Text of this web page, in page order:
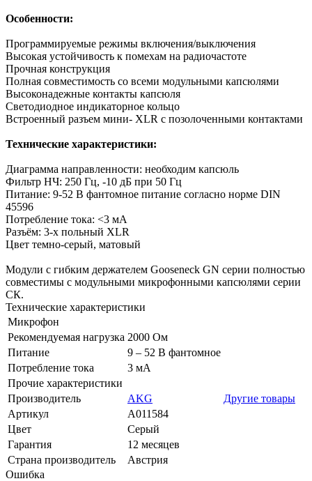
Особенности:
Программируемые режимы включения/выключения
Высокая устойчивость к помехам на радиочастоте
Прочная конструкция
Полная совместимость со всеми модульными капсюлями
Высоконадежные контакты капсюля
Светодиодное индикаторное кольцо
Встроенный разъем мини- XLR с позолоченными контактами
Технические характеристики:
Диаграмма направленности: необходим капсюль
Фильтр НЧ: 250 Гц, -10 дБ при 50 Гц
Питаниe: 9-52 В фантомное питание согласно норме DIN
45596
Потребление тока: <3 мА
Разъём: 3-х польный XLR
Цвет темно-серый, матовый
Модули с гибким держателем Gooseneck GN серии полностью
совместимы с модульными микрофонными капсюлями серии
СК.
Технические характеристики
Микрофон
Рекомендуемая нагрузка 2000 Ом
Питание
9 – 52 В фантомное
Потребление тока
3 мА
Прочие характеристики
Производитель
AKG
Другие товары
Артикул
A011584
Цвет
Серый
Гарантия
12 месяцев
Страна производитель
Австрия
Ошибка